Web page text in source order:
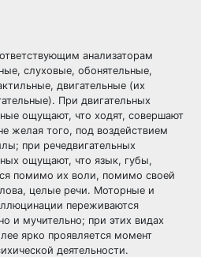
анализаторам
слуховые, обонятельные,
двигательные (их
При двигательных
ощущают, что ходят, совершают
желая того, под воздействием
при речедвигательных
ощущают, что язык, губы,
помимо их воли, помимо своей
целые речи. Моторные и
переживаются
и мучительно; при этих видах
ярко проявляется момент
деятельности.